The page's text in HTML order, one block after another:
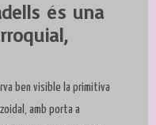
és una
ben visible la primitiva
amb porta a